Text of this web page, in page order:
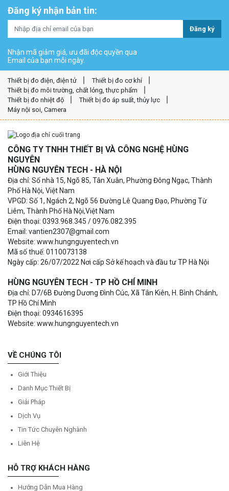
Đăng ký nhận bản tin:
Đăng ký
Nhận mã giảm giá, ưu đãi độc quyền qua
Email của bạn mỗi ngày.
Thiết bị đo điện, điện tử
Thiết bị đo cơ khí
Thiết bị đo môi trường, chất lỏng, thực phẩm
Thiết bị đo nhiệt độ
Thiết bị đo áp suất, thủy lực
Máy nội soi, Camera
CÔNG TY TNHH THIẾT BỊ VÀ CÔNG NGHỆ HÙNG
NGUYÊN
HÙNG NGUYÊN TECH - HÀ NỘI
Địa chỉ: Số nhà 15, Ngõ 85, Tân Xuân, Phường Đông Ngạc, Thành
Phố Hà Nội, Việt Nam
VPGD: Số 1, Ngách 2, Ngõ 56 Đường Lê Quang Đạo, Phường Từ
Liêm, Thành Phố Hà Nội,Việt Nam
Điện thoại: 0393.968.345 / 0976.082.395
Email: vantien2307@gmail.com
Website: www.hungnguyentech.vn
Mã số thuế: 0110073138
Ngày cấp: 26/07/2022 Nơi cấp Sở kế hoạch và đầu tư TP Hà Nội
HÙNG NGUYÊN TECH - TP HỒ CHÍ MINH
Địa chỉ: D7/6B Đường Dương Đình Cúc, Xã Tân Kiên, H. Bình Chánh,
TP Hồ Chí Minh
Điện thoại: 0934616395
Website: www.hungnguyentech.vn
VỀ CHÚNG TÔI
Giới Thiệu
Danh Mục Thiết Bị
Giải Pháp
Dịch Vụ
Tin Tức Chuyên Nghành
Liên Hệ
HỖ TRỢ KHÁCH HÀNG
Hướng Dẫn Mua Hàng